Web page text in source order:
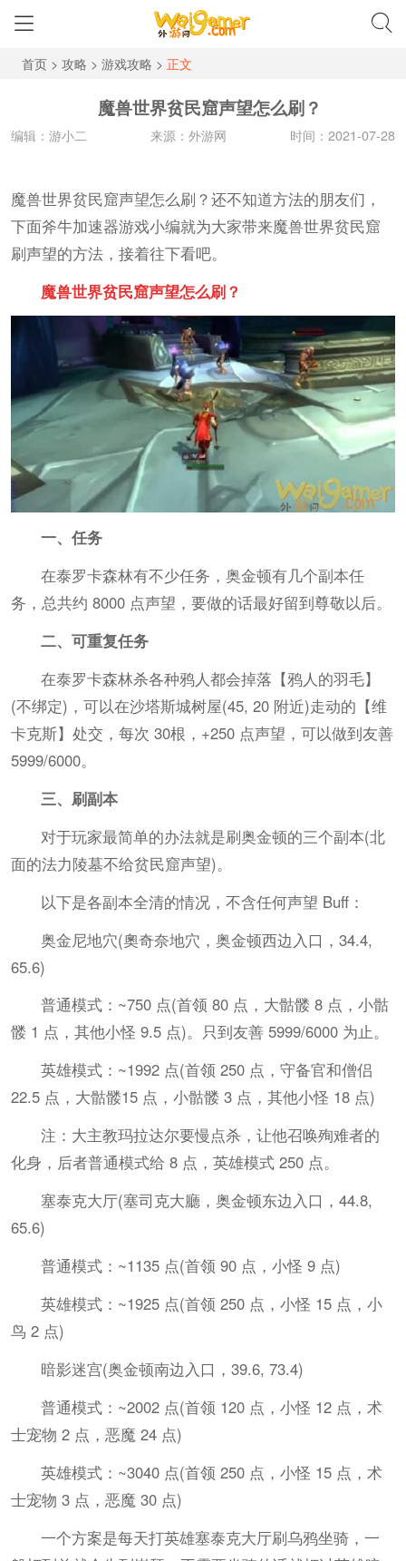
首页> 攻略 > 游戏攻略 > 正文
魔兽世界贫民窟声望怎么刷？
编辑：游小二 来源：外游网 时间：2021-07-28
魔兽世界贫民窟声望怎么刷？还不知道方法的朋友们，
下面斧牛加速器游戏小编就为大家带来魔兽世界贫民窟
刷声望的方法，接着往下看吧。
魔兽世界贫民窟声望怎么刷？
一、任务
在泰罗卡森林有不少任务，奥金顿有几个副本任
务，总共约 8000 点声望，要做的话最好留到尊敬以后。
二、可重复任务
在泰罗卡森林杀各种鸦人都会掉落【鸦人的羽毛】
(不绑定)，可以在沙塔斯城树屋(45, 20 附近)走动的【维
卡克斯】处交，每次 30根，+250 点声望，可以做到友善
5999/6000。
三、刷副本
对于玩家最简单的办法就是刷奥金顿的三个副本(北
面的法力陵墓不给贫民窟声望)。
以下是各副本全清的情况，不含任何声望 Buff：
奥金尼地穴(奧奇奈地穴，奥金顿西边入口，34.4,
65.6)
普通模式：~750 点(首领 80 点，大骷髅 8 点，小骷
髅 1 点，其他小怪 9.5 点)。只到友善 5999/6000 为止。
英雄模式：~1992 点(首领 250 点，守备官和僧侣
22.5 点，大骷髅15 点，小骷髅 3 点，其他小怪 18 点)
注：大主教玛拉达尔要慢点杀，让他召唤殉难者的
化身，后者普通模式给 8 点，英雄模式 250 点。
塞泰克大厅(塞司克大廳，奥金顿东边入口，44.8,
65.6)
普通模式：~1135 点(首领 90 点，小怪 9 点)
英雄模式：~1925 点(首领 250 点，小怪 15 点，小
鸟 2 点)
暗影迷宫(奥金顿南边入口，39.6, 73.4)
普通模式：~2002 点(首领 120 点，小怪 12 点，术
士宠物 2 点，恶魔 24 点)
英雄模式：~3040 点(首领 250 点，小怪 15 点，术
士宠物 3 点，恶魔 30 点)
一个方案是每天打英雄塞泰克大厅刷乌鸦坐骑，一